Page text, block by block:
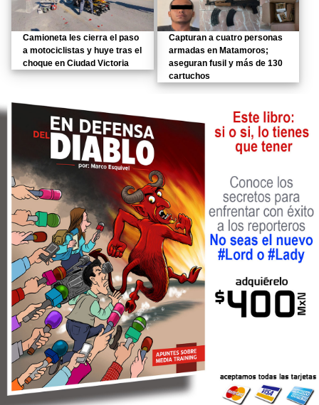
Camioneta les cierra el paso
a motociclistas y huye tras el
choque en Ciudad Victoria
Capturan a cuatro personas
armadas en Matamoros;
aseguran fusil y más de 130
cartuchos